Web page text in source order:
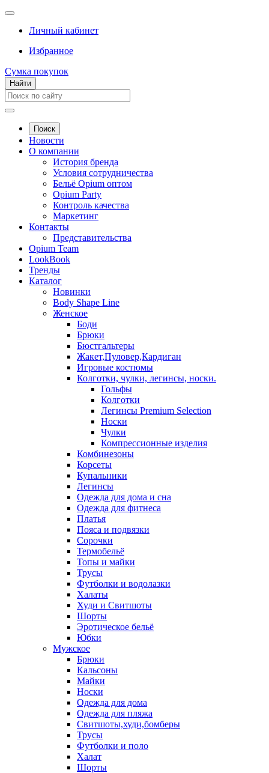
Личный кабинет
Избранное
Сумка покупок
Найти
Поиск
Новости
О компании
История бренда
Условия сотрудничества
Бельё Opium оптом
Opium Party
Контроль качества
Маркетинг
Контакты
Представительства
Opium Team
LookBook
Тренды
Каталог
Новинки
Body Shape Line
Женское
Боди
Брюки
Бюстгальтеры
Жакет,Пуловер,Кардиган
Игровые костюмы
Колготки, чулки, легинсы, носки.
Гольфы
Колготки
Легинсы Premium Selection
Носки
Чулки
Компрессионные изделия
Комбинезоны
Корсеты
Купальники
Легинсы
Одежда для дома и сна
Одежда для фитнеса
Платья
Пояса и подвязки
Сорочки
Термобельё
Топы и майки
Трусы
Футболки и водолазки
Халаты
Худи и Свитшоты
Шорты
Эротическое бельё
Юбки
Мужское
Брюки
Кальсоны
Майки
Носки
Одежда для дома
Одежда для пляжа
Свитшоты,худи,бомберы
Трусы
Футболки и поло
Халат
Шорты